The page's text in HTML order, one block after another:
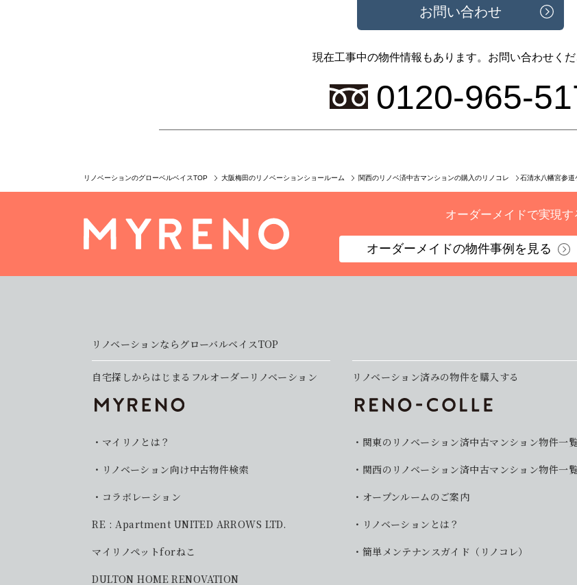
お問い合わせ
現在工事中の物件情報もあります。 お問い合わせくだ
0120-965-
リノベーションのグローベルベイスTOP 大阪梅田のリノベーションショールーム 関西のリノベ済中古マンションの購入のリノコレ 石清水八幡宮参
オーダーメイドで実現す
オーダーメイドの物件事例を見る
リノベーションならグローバルベイスTOP
自宅探しからはじまるフルオーダーリノベーション
マイリノとは？
リノベーション向け中古物件検索
コラボレーション
RE : Apartment UNITED ARROWS LTD.
マイリノペットforねこ
DULTON HOME RENOVATION
リノベーション済みの物件を購入する
関東のリノベーション済中古マンション物件一
関西のリノベーション済中古マンション物件一
オープンルームのご案内
リノベーションとは？
簡単メンテナンスガイド（リノコレ）